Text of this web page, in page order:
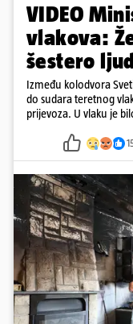
VIDEO
vlakova:
šestero
Između kolodvora
do sudara teretnog
prijevoza. U vlaku je